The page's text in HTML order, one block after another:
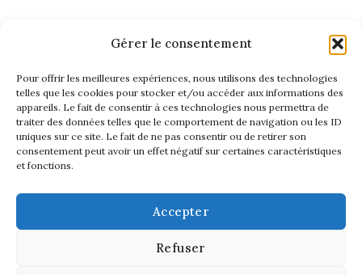
Gérer le consentement
Pour offrir les meilleures expériences, nous utilisons des technologies
telles que les cookies pour stocker et/ou accéder aux informations des
appareils. Le fait de consentir à ces technologies nous permettra de
traiter des données telles que le comportement de navigation ou les ID
uniques sur ce site. Le fait de ne pas consentir ou de retirer son
consentement peut avoir un effet négatif sur certaines caractéristiques
et fonctions.
Accepter
Refuser